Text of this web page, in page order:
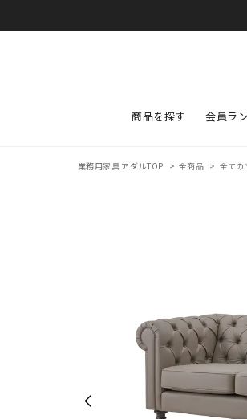
商品を探す 会員ラ
業務用家具 アダルTOP >全商品 > 全ての